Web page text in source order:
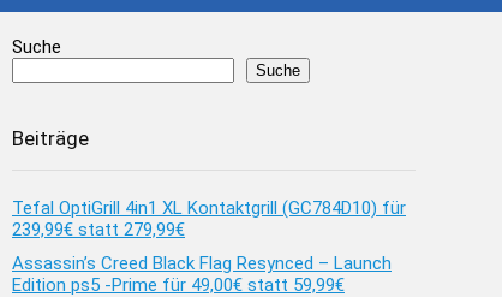
Suche
Suche
Beiträge
Tefal OptiGrill 4in1 XL Kontaktgrill (GC784D10) für
239,99€ statt 279,99€
Assassin’s Creed Black Flag Resynced – Launch
Edition ps5 -Prime für 49,00€ statt 59,99€